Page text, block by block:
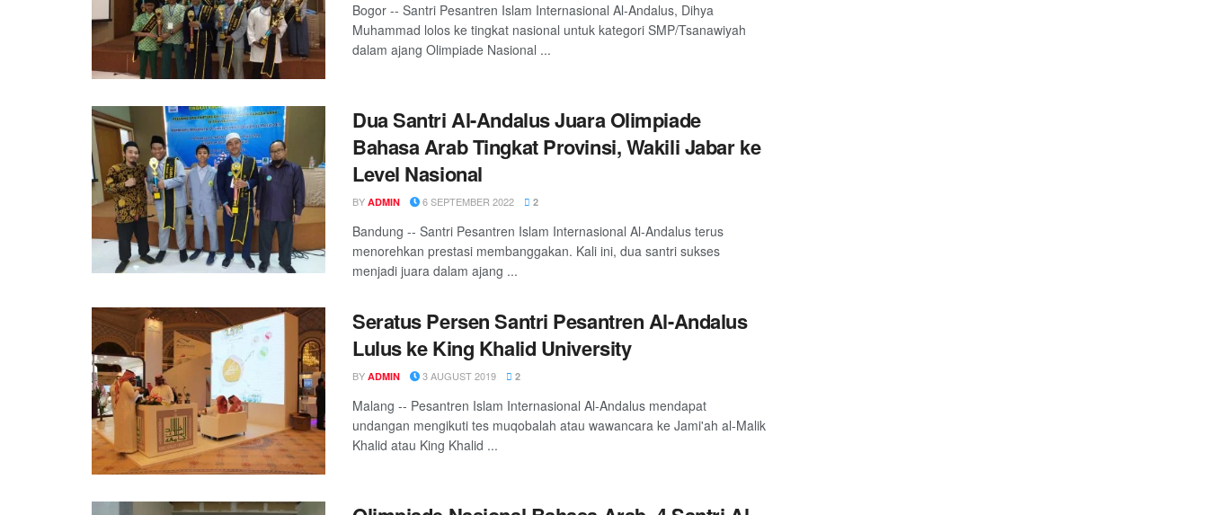
Bogor -- Santri Pesantren Islam Internasional Al-Andalus, Dihya
Muhammad lolos ke tingkat nasional untuk kategori SMP/Tsanawiyah
dalam ajang Olimpiade Nasional ...
Dua Santri Al-Andalus Juara Olimpiade
Bahasa Arab Tingkat Provinsi, Wakili Jabar ke
Level Nasional
BY ADMIN 6 SEPTEMBER 2022 2
Bandung -- Santri Pesantren Islam Internasional Al-Andalus terus
menorehkan prestasi membanggakan. Kali ini, dua santri sukses
menjadi juara dalam ajang ...
Seratus Persen Santri Pesantren Al-Andalus
Lulus ke King Khalid University
BY ADMIN 3 AUGUST 2019 2
Malang -- Pesantren Islam Internasional Al-Andalus mendapat
undangan mengikuti tes muqobalah atau wawancara ke Jami'ah al-Malik
Khalid atau King Khalid ...